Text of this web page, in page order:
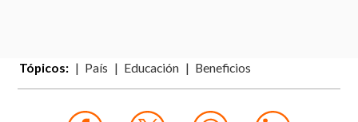
Tópicos: País Educación Beneficios